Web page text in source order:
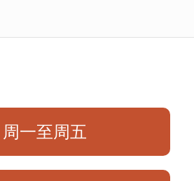
周一至周五